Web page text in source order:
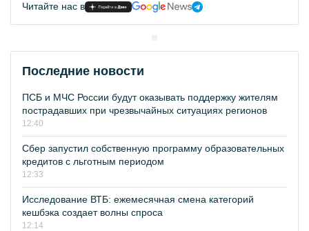
Читайте нас в
Последние новости
ПСБ и МЧС России будут оказывать поддержку жителям
пострадавших при чрезвычайных ситуациях регионов
12:40
Сбер запустил собственную программу образовательных
кредитов с льготным периодом
12:33
Исследование ВТБ: ежемесячная смена категорий
кешбэка создает волны спроса
12:14